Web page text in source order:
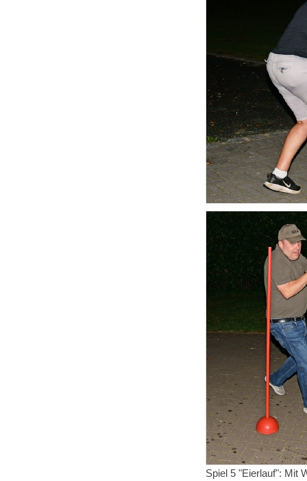
Spiel 5 "Eierlauf": Mit